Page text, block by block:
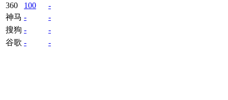
360
100
-
神马 -
-
搜狗 -
-
谷歌 - -